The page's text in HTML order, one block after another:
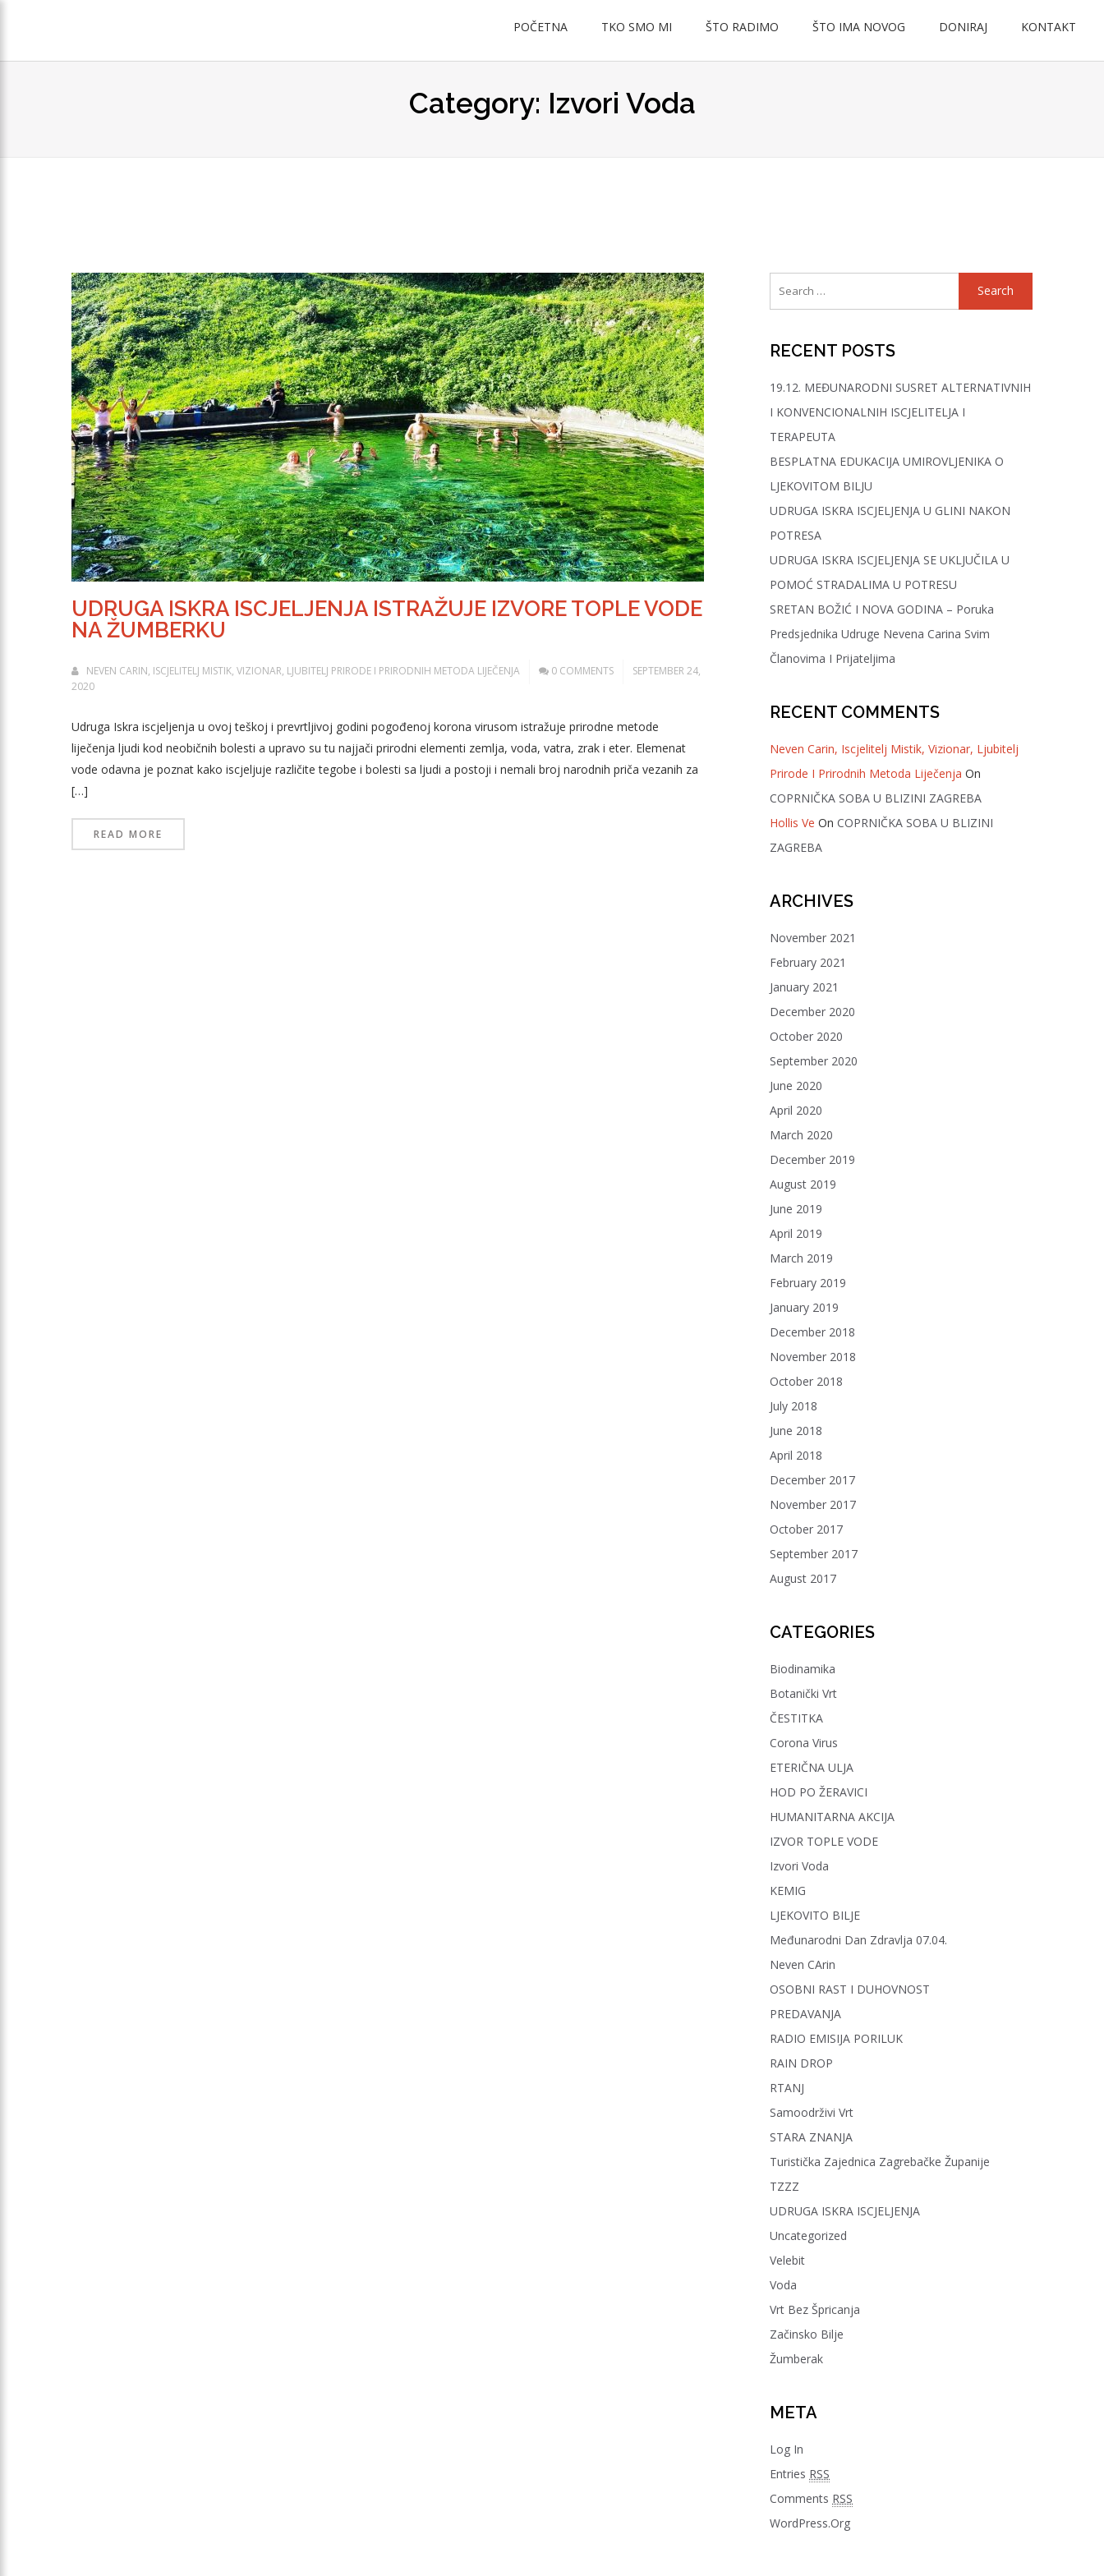
POČETNA TKO SMO MI ŠTO RADIMO ŠTO IMA NOVOG DONIRAJ KONTAKT
Category: Izvori Voda
UDRUGA ISKRA ISCJELJENJA ISTRAŽUJE IZVORE TOPLE VODE
NA ŽUMBERKU
NEVEN CARIN, ISCJELITELJ MISTIK, VIZIONAR, LJUBITELJ PRIRODE I PRIRODNIH METODA LIJEČENJA 0 COMMENTS
SEPTEMBER 24,
2020
Udruga Iskra iscjeljenja u ovoj teškoj i prevrtljivoj godini pogođenoj korona virusom istražuje prirodne metode
liječenja ljudi kod neobičnih bolesti a upravo su tu najjači prirodni elementi zemlja, voda, vatra, zrak i eter. Elemenat
vode odavna je poznat kako iscjeljuje različite tegobe i bolesti sa ljudi a postoji i nemali broj narodnih priča vezanih za
[…]
READ MORE
for:
RECENT POSTS
19.12. MEĐUNARODNI SUSRET ALTERNATIVNIH
I KONVENCIONALNIH ISCJELITELJA I
TERAPEUTA
BESPLATNA EDUKACIJA UMIROVLJENIKA O
LJEKOVITOM BILJU
UDRUGA ISKRA ISCJELJENJA U GLINI NAKON
POTRESA
UDRUGA ISKRA ISCJELJENJA SE UKLJUČILA U
POMOĆ STRADALIMA U POTRESU
SRETAN BOŽIĆ I NOVA GODINA – Poruka
Predsjednika Udruge Nevena Carina Svim
Članovima I Prijateljima
RECENT COMMENTS
Neven Carin, Iscjelitelj Mistik, Vizionar, Ljubitelj
Prirode I Prirodnih Metoda Liječenja On
COPRNIČKA SOBA U BLIZINI ZAGREBA
Hollis Ve On COPRNIČKA SOBA U BLIZINI
ZAGREBA
ARCHIVES
November 2021
February 2021
January 2021
December 2020
October 2020
September 2020
June 2020
April 2020
March 2020
December 2019
August 2019
June 2019
April 2019
March 2019
February 2019
January 2019
December 2018
November 2018
October 2018
July 2018
June 2018
April 2018
December 2017
November 2017
October 2017
September 2017
August 2017
CATEGORIES
Biodinamika
Botanički Vrt
ČESTITKA
Corona Virus
ETERIČNA ULJA
HOD PO ŽERAVICI
HUMANITARNA AKCIJA
IZVOR TOPLE VODE
Izvori Voda
KEMIG
LJEKOVITO BILJE
Međunarodni Dan Zdravlja 07.04.
Neven CArin
OSOBNI RAST I DUHOVNOST
PREDAVANJA
RADIO EMISIJA PORILUK
RAIN DROP
RTANJ
Samoodrživi Vrt
STARA ZNANJA
Turistička Zajednica Zagrebačke Županije
TZZZ
UDRUGA ISKRA ISCJELJENJA
Uncategorized
Velebit
Voda
Vrt Bez Špricanja
Začinsko Bilje
Žumberak
META
Log In
Entries RSS
Comments RSS
WordPress.org